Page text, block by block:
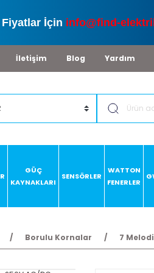
Fiyatlar İçin info@find-
İletişim Blog Yardım
GÜÇ
KAYNAKLARI
SENSÖRLER
WATTON
FENERLER
Borulu Kornalar 7